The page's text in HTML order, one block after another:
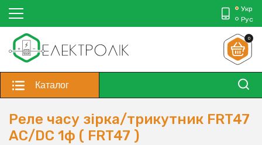
Укр
Рус
0
Каталог
Реле часу зірка/трикутник FRT47
AС/DC 1ф ( FRT47 )